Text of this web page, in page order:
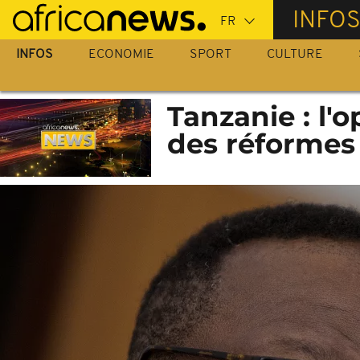
Passer
au
contenu
INFOS
INFOS ECONOMIE SPORT CULTURE
Tanzanie :
des